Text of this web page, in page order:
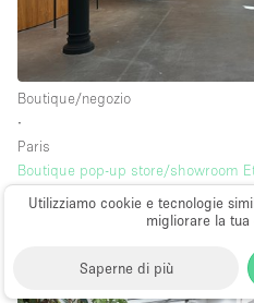
Utilizziamo cookie e tecnologie
migliorare la tua
Saperne di più
Boutique/negozio
∙
Paris
Boutique pop-up store/showroom
194 m²
al giorno